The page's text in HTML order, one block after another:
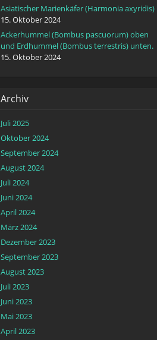
Asiatischer Marienkäfer (Harmonia axyridis)
15. Oktober 2024
Ackerhummel (Bombus pascuorum) oben
und Erdhummel (Bombus terrestris) unten.
15. Oktober 2024
Archiv
Juli 2025
Oktober 2024
September 2024
August 2024
Juli 2024
Juni 2024
April 2024
März 2024
Dezember 2023
September 2023
August 2023
Juli 2023
Juni 2023
Mai 2023
April 2023